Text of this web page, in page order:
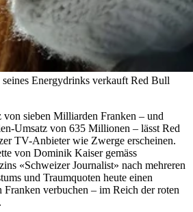
Energydrinks verkauft Red Bull
von sieben Milliarden Franken – und
Umsatz von 635 Millionen – lässt Red
TV-Anbieter wie Zwerge erscheinen.
von Dominik Kaiser gemäss
«Schweizer Journalist» nach mehreren
und Traumquoten heute einen
verbuchen – im Reich der roten